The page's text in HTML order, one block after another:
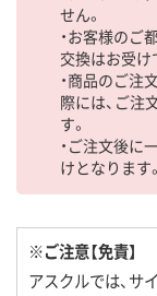
せん。
・お客様のご
交換はお受け
・商品のご注
際には、ご注
す。
・ご注文後に
けとなります。
※ご注意【免責】
アスクルでは、サ